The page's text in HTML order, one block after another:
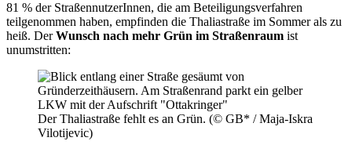
81 % der StraßennutzerInnen, die am Beteiligungsverfahren
teilgenommen haben, empfinden die Thaliastraße im Sommer als zu
heiß. DerWunsch nach mehr Grün im Straßenraum ist
unumstritten:
Der Thaliastraße fehlt es an Grün. (© GB* / Maja-Iskra
Vilotijevic)